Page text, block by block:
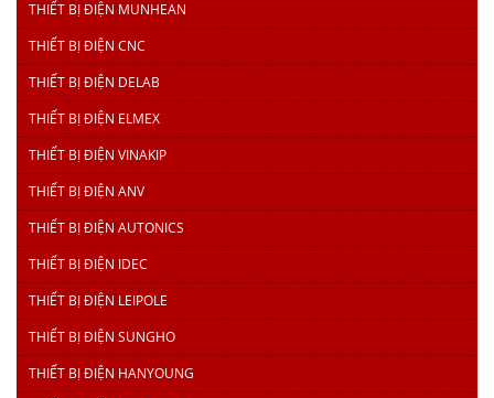
THIẾT BỊ ĐIỆN MUNHEAN
THIẾT BỊ ĐIỆN CNC
THIẾT BỊ ĐIỆN DELAB
THIẾT BỊ ĐIỆN ELMEX
THIẾT BỊ ĐIỆN VINAKIP
THIẾT BỊ ĐIỆN ANV
THIẾT BỊ ĐIỆN AUTONICS
THIẾT BỊ ĐIỆN IDEC
THIẾT BỊ ĐIỆN LEIPOLE
THIẾT BỊ ĐIỆN SUNGHO
THIẾT BỊ ĐIỆN HANYOUNG